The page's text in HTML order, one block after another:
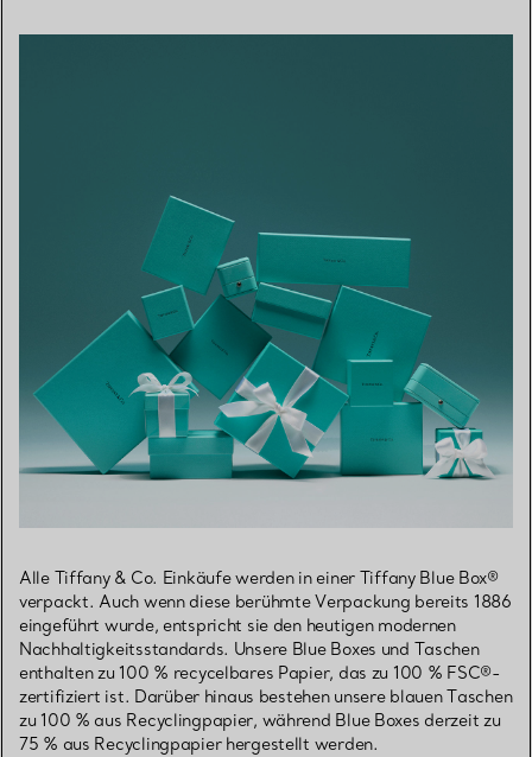
Alle Tiffany & Co. Einkäufe werden in einer Tiffany Blue Box®
verpackt. Auch wenn diese berühmte Verpackung bereits 1886
eingeführt wurde, entspricht sie den heutigen modernen
Nachhaltigkeitsstandards. Unsere Blue Boxes und Taschen
enthalten zu 100 % recycelbares Papier, das zu 100 % FSC®-
zertifiziert ist. Darüber hinaus bestehen unsere blauen Taschen
zu 100 % aus Recyclingpapier, während Blue Boxes derzeit zu
75 % aus Recyclingpapier hergestellt werden.